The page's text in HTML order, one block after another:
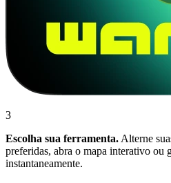
3
Escolha sua ferramenta. Alterne
preferidas, abra o mapa interativo ou
instantaneamente.